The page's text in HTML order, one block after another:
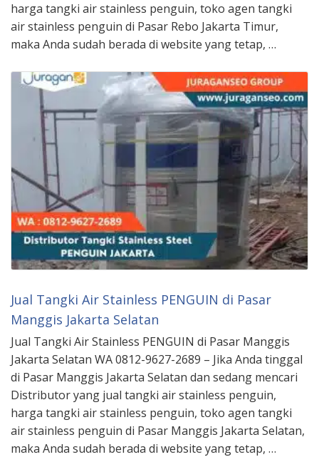
harga tangki air stainless penguin, toko agen tangki
air stainless penguin di Pasar Rebo Jakarta Timur,
maka Anda sudah berada di website yang tetap, …
Jual Tangki Air Stainless PENGUIN di Pasar
Manggis Jakarta Selatan
Jual Tangki Air Stainless PENGUIN di Pasar Manggis
Jakarta Selatan WA 0812-9627-2689 – Jika Anda tinggal
di Pasar Manggis Jakarta Selatan dan sedang mencari
Distributor yang jual tangki air stainless penguin,
harga tangki air stainless penguin, toko agen tangki
air stainless penguin di Pasar Manggis Jakarta Selatan,
maka Anda sudah berada di website yang tetap, …